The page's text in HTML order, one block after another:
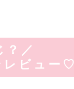
？／
レビュー♡